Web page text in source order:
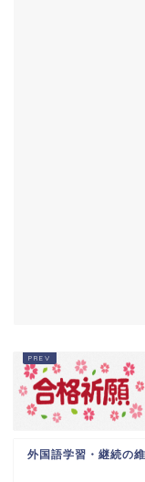
外国語学習・継続の